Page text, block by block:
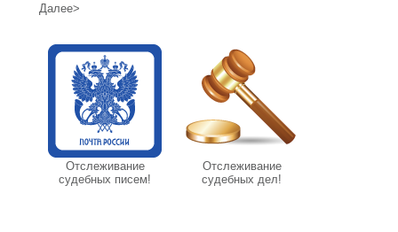
Далее>
Отслеживание
судебных писем!
Отслеживание
судебных дел!